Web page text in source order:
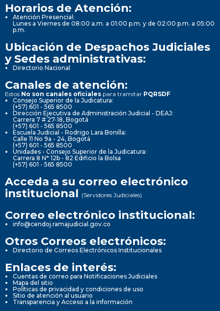
Horarios de Atención:
Atención Presencial:
Lunes a Viernes de 08:00 a.m. a 01:00 p.m. y de 02:00 p.m. a 05:00
p.m.
Ubicación de Despachos Judiciales
y Sedes administrativas:
Directorio Nacional
Canales de atención:
Estos No son canales oficiales para tramitar PQRSDF
Consejo Superior de la Judicatura:
(+57) 601 - 565 8500
Dirección Ejecutiva de Administración Judicial - DEAJ:
Carrera 7 # 27-18, Bogotá
(+57) 601 - 565 8500
Escuela Judicial - Rodrigo Lara Bonilla:
Calle 11 No 9a - 24, Bogotá
(+57) 601 - 565 8500
Unidades - Consejo Superior de la Judicatura:
Carrera 8 N° 12b - 82 Edificio la Bolsa
(+57) 601 - 565 8500
Acceda a su correo electrónico
institucional (Servidores Judiciales)
Correo electrónico institucional:
info@cendoj.ramajudicial.gov.co
Otros Correos electrónicos:
Directorio de Correos Electrónicos Institucionales
Enlaces de interés:
Cuentas de correo para Notificaciones Judiciales
Mapa del sitio
Políticas de privacidad y condiciones de uso
Sitio de atención al usuario
Transparencia y Acceso a la información